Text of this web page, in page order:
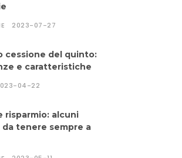
2023-07-27
cessione del quinto:
e caratteristiche
04-22
risparmio: alcuni
da tenere sempre a